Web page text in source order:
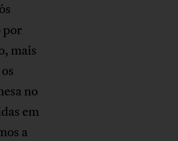
por
mais
no
em
a